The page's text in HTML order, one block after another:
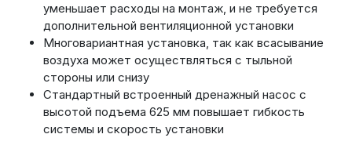
уменьшает расходы на монтаж, и не требуется
дополнительной вентиляционной установки
Многовариантная установка, так как всасывание
воздуха может осуществляться с тыльной
стороны или снизу
Стандартный встроенный дренажный насос с
высотой подъема 625 мм повышает гибкость
системы и скорость установки